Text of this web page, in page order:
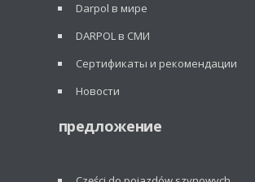
Darpol в мире
DARPOL в СМИ
Сертификаты и рекомендации
Новости
предложение